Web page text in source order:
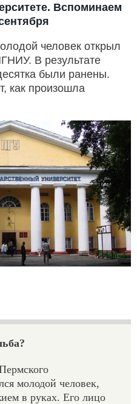
Вспоминаем
человек открыл
В результате
были ранены.
как произошла
молодой человек,
в руках. Его лицо